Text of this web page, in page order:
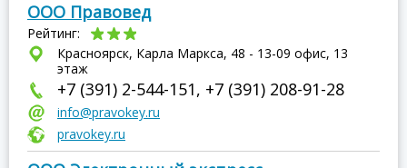
ООО Правовед
Рейтинг:
Красноярск, Карла Маркса, 48 - 13-09 офис, 13
этаж
+7 (391) 2-544-151, +7 (391) 208-91-28
info@pravokey.ru
pravokey.ru